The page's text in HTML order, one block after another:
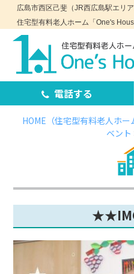
お問い合わ
コンセプト
広島市西区己斐（JR西広島駅エリ
住宅型有料老人ホーム「One's
電話する
HOME（住宅型有料老人ホー
ベント